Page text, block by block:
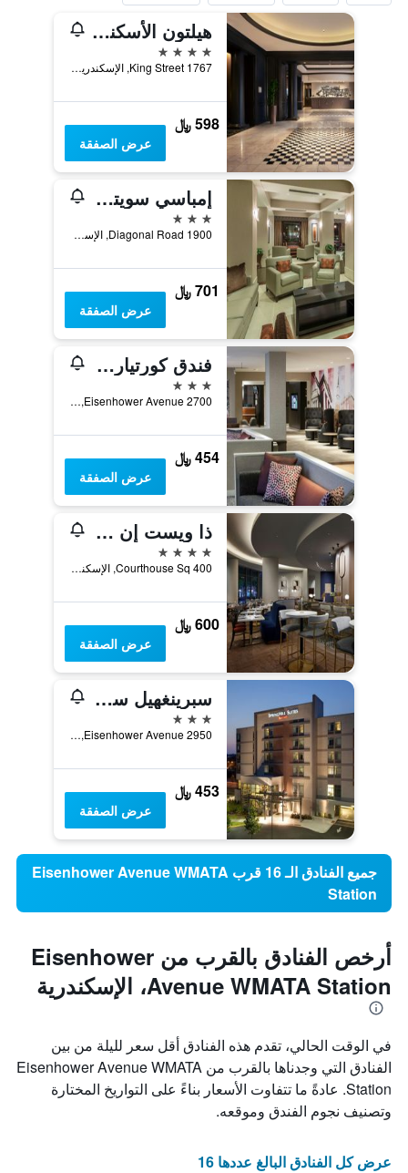
هيلتون الأسكندرية أولد تاون
4 نجوم
1767 King Street, الإسكندرية, VA, الولايات المتحدة الأميريكية
598 ﷼
عرض الصفقة
إمباسي سويتس باي هيلتون أليكساندريا أولد تاون
3 نجوم
1900 Diagonal Road, الإسكندرية, VA, الولايات المتحدة الأميريكية
701 ﷼
عرض الصفقة
فندق كورتيارد أليكساندريا أولد تاون/ساوثويست
3 نجوم
2700 Eisenhower Avenue, الإسكندرية, VA, الولايات المتحدة الأميريكية
454 ﷼
عرض الصفقة
ذا ويست إن أليكزاندريا أولد تاون
4 نجوم
400 Courthouse Sq, الإسكندرية, VA, الولايات المتحدة الأميريكية
600 ﷼
عرض الصفقة
سبرينغهيل سويتس الكساندريا ساوثويست
3 نجوم
2950 Eisenhower Avenue, الإسكندرية, VA, الولايات المتحدة الأميريكية
453 ﷼
عرض الصفقة
جميع الفنادق الـ 16 قرب Eisenhower Avenue WMATA
Station
أرخص الفنادق بالقرب من Eisenhower
Avenue WMATA Station، الإسكندرية
في الوقت الحالي، تقدم هذه الفنادق أقل سعر لليلة من بين
الفنادق التي وجدناها بالقرب من Eisenhower Avenue WMATA
Station. عادةً ما تتفاوت الأسعار بناءً على التواريخ المختارة
وتصنيف نجوم الفندق وموقعه.
عرض كل الفنادق البالغ عددها 16